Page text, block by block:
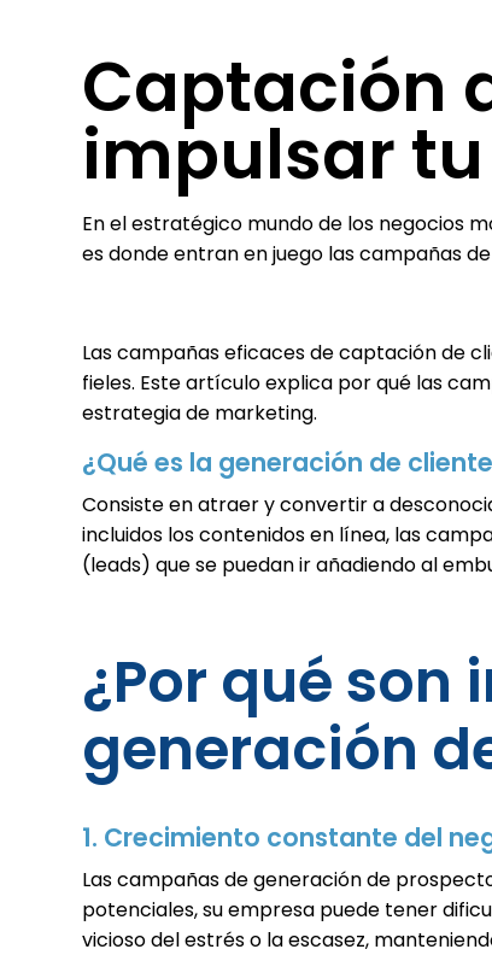
Captación
impulsar
En el estratégico mundo de los negocios
es donde entran en juego las campañas
Las campañas eficaces de captación de
fieles. Este artículo explica por qué las
estrategia de marketing.
¿Qué es la generación de
Consiste en atraer y convertir a
incluidos los contenidos en línea, las
(leads) que se puedan ir añadiendo al
¿Por qué
generación
1. Crecimiento constante del
Las campañas de generación de
potenciales, su empresa puede tener
vicioso del estrés o la escasez,